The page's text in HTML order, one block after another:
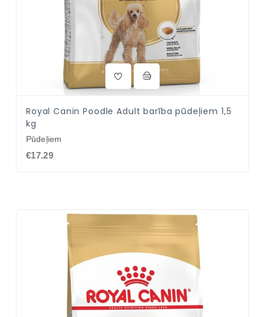
Royal Canin Poodle Adult barība pūdeļiem 1,5
kg
Pūdeļiem
€17.29